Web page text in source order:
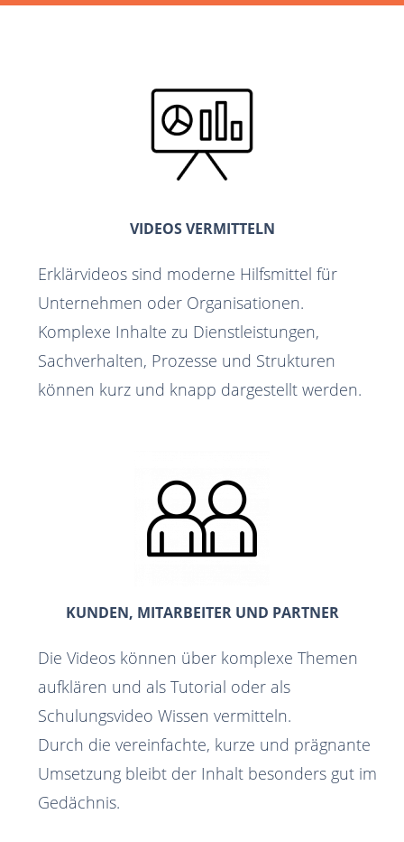
VIDEOS VERMITTELN
Erklärvideos sind moderne Hilfsmittel für
Unternehmen oder Organisationen.
Komplexe Inhalte zu Dienstleistungen,
Sachverhalten, Prozesse und Strukturen
können kurz und knapp dargestellt werden.
KUNDEN, MITARBEITER UND PARTNER
Die Videos können über komplexe Themen
aufklären und als Tutorial oder als
Schulungsvideo Wissen vermitteln.
Durch die vereinfachte, kurze und prägnante
Umsetzung bleibt der Inhalt besonders gut im
Gedächnis.